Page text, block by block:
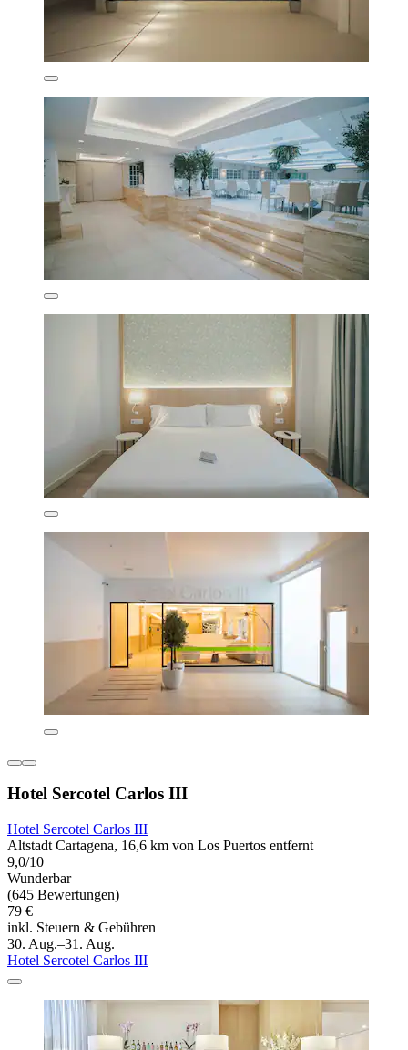
Hotel Sercotel Carlos III
Hotel Sercotel Carlos III
Altstadt Cartagena, 16,6 km von Los Puertos entfernt
9,0/10
Wunderbar
(645 Bewertungen)
79 €
inkl. Steuern & Gebühren
30. Aug.–31. Aug.
Hotel Sercotel Carlos III